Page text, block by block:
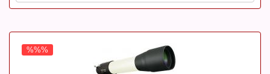
%%%